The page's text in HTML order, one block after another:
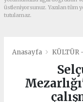
üstleniyorsunuz. Yazılan
tutulamaz.
Anasayfa KÜLTÜR